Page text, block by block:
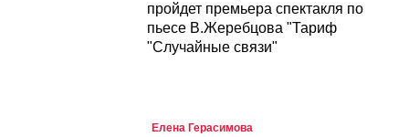
пройдет премьера спектакля по
пьесе В.Жеребцова "Тариф
"Случайные связи"
Елена Герасимова